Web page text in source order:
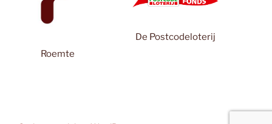
Roemte
De Postcodeloterij